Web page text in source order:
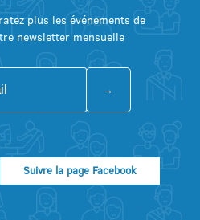
plus les événements de
newsletter mensuelle
Suivre la page Facebook